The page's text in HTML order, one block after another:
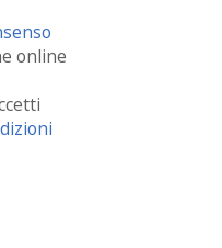
online